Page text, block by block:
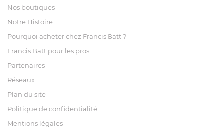
Nos boutiques
Notre Histoire
Pourquoi acheter chez Francis Batt ?
Francis Batt pour les pros
Partenaires
Réseaux
Plan du site
Politique de confidentialité
Mentions légales